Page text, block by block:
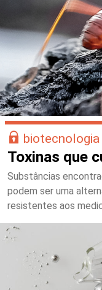
biotecnologia
Toxinas que
Substâncias
podem ser uma
resistentes aos